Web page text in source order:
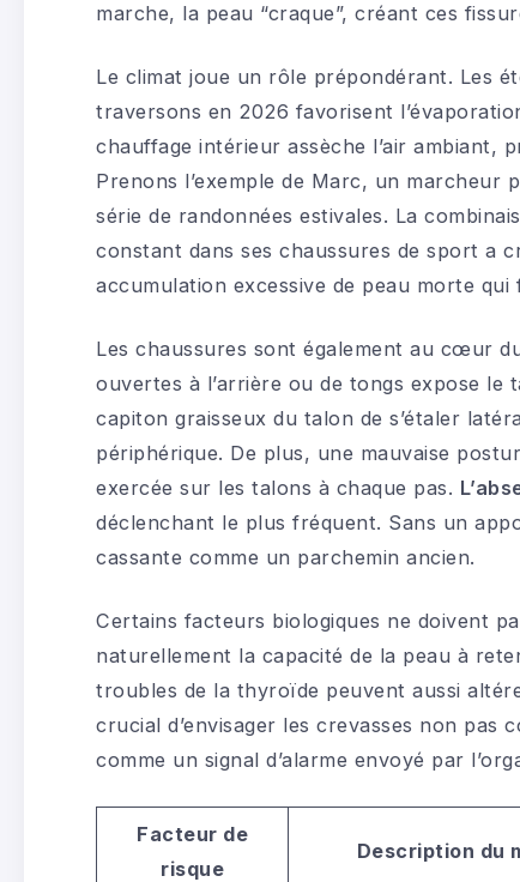
marche, la peau “craque”, créant ces
Le climat joue un rôle prépondérant. Les
traversons en 2026 favorisent
chauffage intérieur assèche l’air ambiant,
Prenons l’exemple de Marc, un marcheur
série de randonnées estivales. La
constant dans ses chaussures de sport a
accumulation excessive de peau morte
Les chaussures sont également au cœur
ouvertes à l’arrière ou de tongs expose
capiton graisseux du talon de s’étaler
périphérique. De plus, une mauvaise
exercée sur les talons à chaque pas.
déclenchant le plus fréquent. Sans un
cassante comme un parchemin ancien.
Certains facteurs biologiques ne doivent
naturellement la capacité de la peau à
troubles de la thyroïde peuvent aussi
crucial d’envisager les crevasses non pas
comme un signal d’alarme envoyé par
Facteur de
risque
Description du